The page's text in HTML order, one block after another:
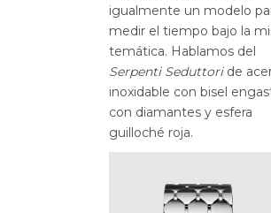
igualmente un modelo
medir el tiempo bajo la
temática. Hablamos del
Serpenti Seduttoride
inoxidable con bisel
con diamantes y esfera
guilloché roja.